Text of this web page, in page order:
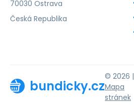
70030 Ostrava
Česká Republika
bundicky.cz
© 2026 |
Mapa
stránek